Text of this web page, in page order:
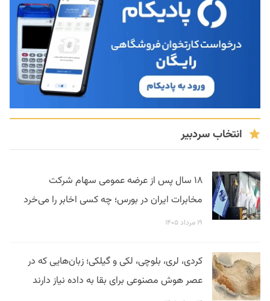
انتخاب سردبیر
۱۸ سال پس از عرضه عمومی سهام شرکت
مخابرات ایران در بورس؛ چه کسی اخابر را می‌خرد
۱۹ مرداد ۱۴۰۵
کردی، لری، بلوچی، لکی و گیلکی؛ زبان‌هایی که در
عصر هوش مصنوعی برای بقا به داده نیاز دارند